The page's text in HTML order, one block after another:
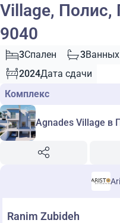
Village,
9040
3Спален 3Ванных
2024Дата сдачи
Комплекс
Agnades Village в
Ranim Zubideh